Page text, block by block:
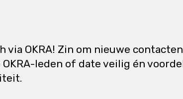
OKRA! Zin om nieuwe
leden of date veilig én